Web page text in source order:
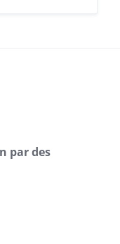
par des